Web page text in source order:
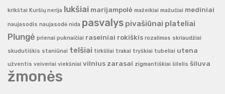
krikštai Kuršių nerija lukšiai marijampolė mažeikiai mažučiai mediniai
naujasodis naujasodė nida pasvalys pivašiūnai plateliai
Plungė prienai puknaičiai raseiniai rokiškis rozalimas skriaudžiai
skudutiškis staniūnai telšiai tirkšliai trakai tryškiai tubeliai utena
užventis veiveriai viekšniai vilnius zarasai zigmantiškiai šilelis šiluva
žmonės